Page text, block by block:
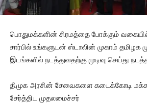
பொதுமக்களின் சிரமத்தை போக்கும்
சார்பில் உங்களுடன் ஸ்டாலின் முகாம் தமிழக
இடங்களில் நடத்துவதற்கு முடிவு செய்து
திமுக அரசின் சேவைகளை கடைக்கோடி
சேர்த்திட முதலமைச்சர்